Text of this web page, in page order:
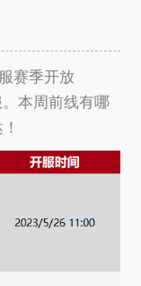
赛季开放
本周前线有哪